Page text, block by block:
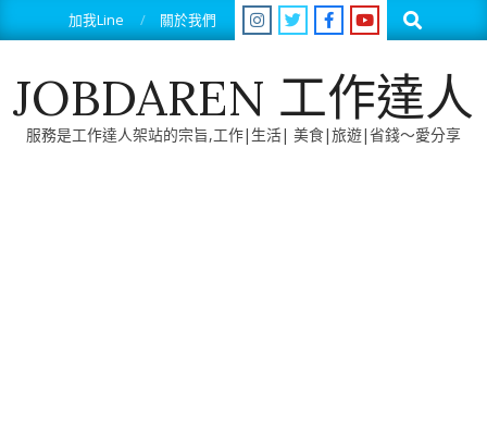
to
加我Line 關於我們 Search
JOBDAREN 工作達人
服務是工作達人架站的宗旨,工作|生活| 美食|旅遊|省錢～愛分享